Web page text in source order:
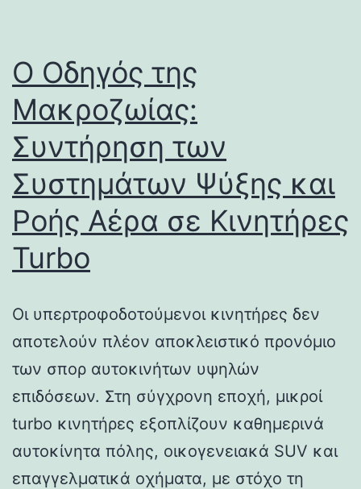
Ο Οδηγός της
Μακροζωίας:
Συντήρηση των
Συστημάτων Ψύξης και
Ροής Αέρα σε Κινητήρες
Turbo
Οι υπερτροφοδοτούμενοι κινητήρες δεν
αποτελούν πλέον αποκλειστικό προνόμιο
των σπορ αυτοκινήτων υψηλών
επιδόσεων. Στη σύγχρονη εποχή, μικροί
turbo κινητήρες εξοπλίζουν καθημερινά
αυτοκίνητα πόλης, οικογενειακά SUV και
επαγγελματικά οχήματα, με στόχο τη